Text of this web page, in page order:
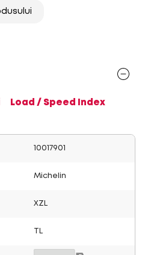
Load / Speed Index
10017901
Michelin
XZL